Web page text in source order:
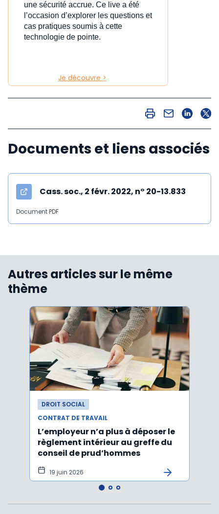
une sécurité accrue. Ce live a été
l’occasion d’explorer les questions et
cas pratiques soumis à cette
technologie de pointe.
Je découvre >
Documents et liens associés
Cass. soc., 2 févr. 2022, n° 20-13.833
Document PDF
Autres articles sur le même
thème
DROIT SOCIAL
CONTRAT DE TRAVAIL
L’employeur n’a plus à déposer le
règlement intérieur au greffe du
conseil de prud’hommes
19 juin 2026